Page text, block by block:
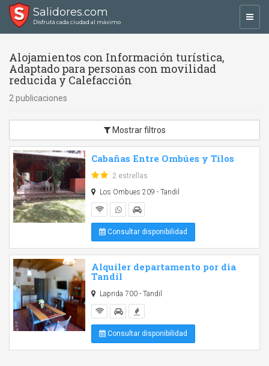
Salidores.com
Disfrutá cada ciudad al máximo
Alojamientos con Información turística,
Adaptado para personas con movilidad
reducida y Calefacción
2 publicaciones
Mostrar filtros
Cabañas Entre Ombúes y Tilos
2 estrellas
Los Ombues 209 - Tandil
Consultar disponibilidad
Alquiler departamento por dia
Tandil
Laprida 700 - Tandil
Consultar disponibilidad